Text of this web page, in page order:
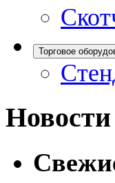
Торговое
Новости